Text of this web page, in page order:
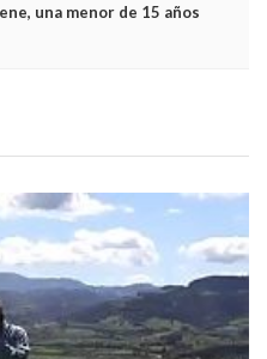
una menor de 15 años